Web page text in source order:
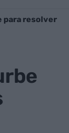
para resolver